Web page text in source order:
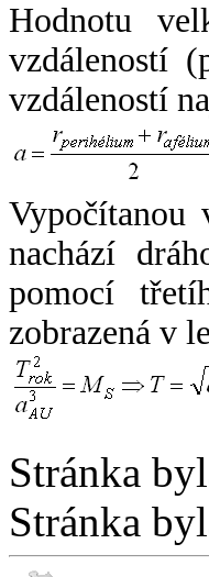
Hodnotu
vzdáleností
vzdáleností
Vypočítanou
nachází
pomocí
zobrazená v
Stránka
Stránka